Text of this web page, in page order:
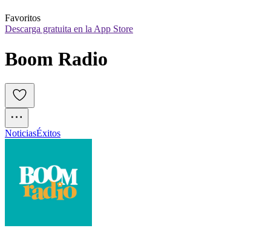
Favoritos
Descarga gratuita en la App Store
Boom Radio
NoticiasÉxitos